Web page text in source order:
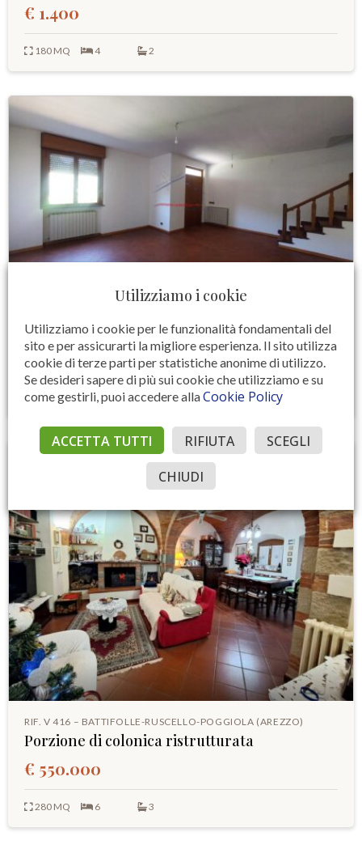
€ 1.400
180 MQ 4 2
Tetta tetto non arredato
€ 650
110 MQ 3 2
RIF. V 416 – BATTIFOLLE-RUSCELLO-POGGIOLA (AREZZO)
Porzione di colonica ristrutturata
€ 550.000
280 MQ 6 3
Utilizziamo i cookie
Utilizziamo i cookie per le funzionalità fondamentali del
sito e per assicurarti la migliore esperienza. Il sito utilizza
cookie di terze parti per statistiche anonime di utilizzo.
Se desideri sapere di più sui cookie che utilizziamo e su
come gestirli, puoi accedere allaCookie Policy
ACCETTA TUTTI RIFIUTA
SCEGLI
CHIUDI